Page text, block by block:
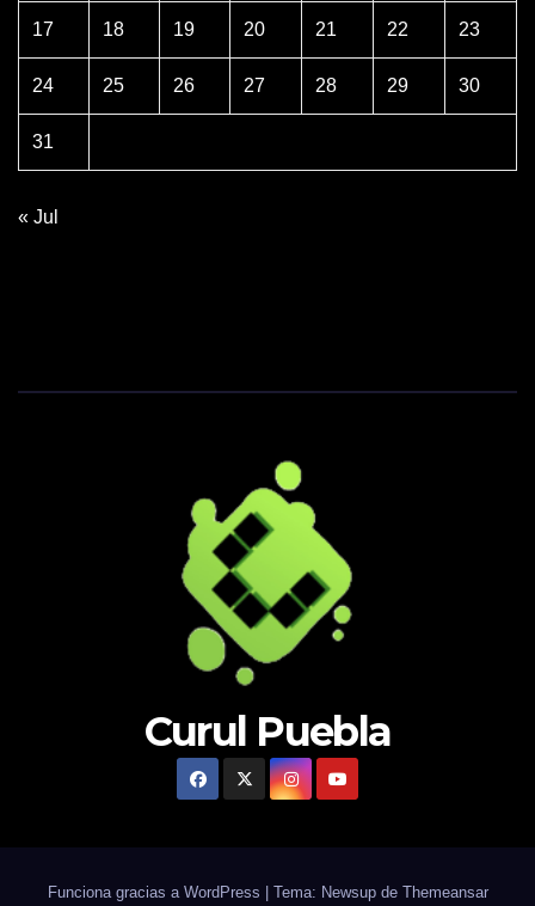
17 18 19 20 21 22 23
24 25 26 27 28 29 30
31
« Jul
Curul Puebla
Funciona gracias a WordPress Tema: Newsup de Themeansar